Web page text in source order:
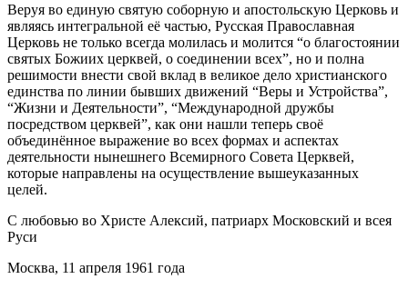
Веруя во единую святую соборную и апостольскую Церковь и
являясь интегральной её частью, Русская Православная
Церковь не только всегда молилась и молится “о благостоянии
святых Божиих церквей, о соединении всех”, но и полна
решимости внести свой вклад в великое дело христианского
единства по линии бывших движений “Веры и Устройства”,
“Жизни и Деятельности”, “Международной дружбы
посредством церквей”, как они нашли теперь своё
объединённое выражение во всех формах и аспектах
деятельности нынешнего Всемирного Совета Церквей,
которые направлены на осуществление вышеуказанных
целей.
С любовью во Христе Алексий, патриарх Московский и всея
Руси
Москва, 11 апреля 1961 года